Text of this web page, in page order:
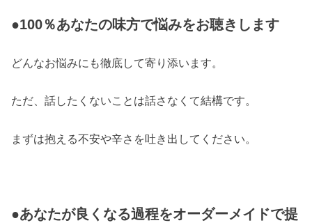
●100％あなたの味方で悩みをお聴きします
どんなお悩みにも徹底して寄り添います。
ただ、話したくないことは話さなくて結構です。
まずは抱える不安や辛さを吐き出してください。
●あなたが良くなる過程をオーダーメイドで提